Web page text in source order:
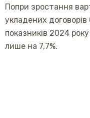
Попри зростання
укладених
показників 2024
лише на 7,7%.